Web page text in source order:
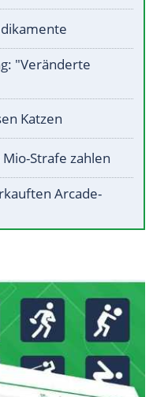
"Veränderte
Katzen
Strafe zahlen
Arcade-